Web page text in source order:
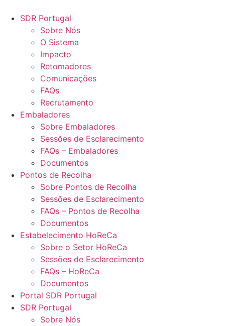
para
conteúdo
SDR Portugal
Sobre Nós
O Sistema
Impacto
Retomadores
Comunicações
FAQs
Recrutamento
Embaladores
Sobre Embaladores
Sessões de Esclarecimento
FAQs – Embaladores
Documentos
Pontos de Recolha
Sobre Pontos de Recolha
Sessões de Esclarecimento
FAQs – Pontos de Recolha
Documentos
Estabelecimento HoReCa
Sobre o Setor HoReCa
Sessões de Esclarecimento
FAQs – HoReCa
Documentos
Portal SDR Portugal
SDR Portugal
Sobre Nós